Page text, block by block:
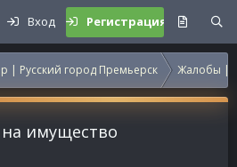
Вход Регистрация
| Русский город Премьерск Жалобы |
имущество